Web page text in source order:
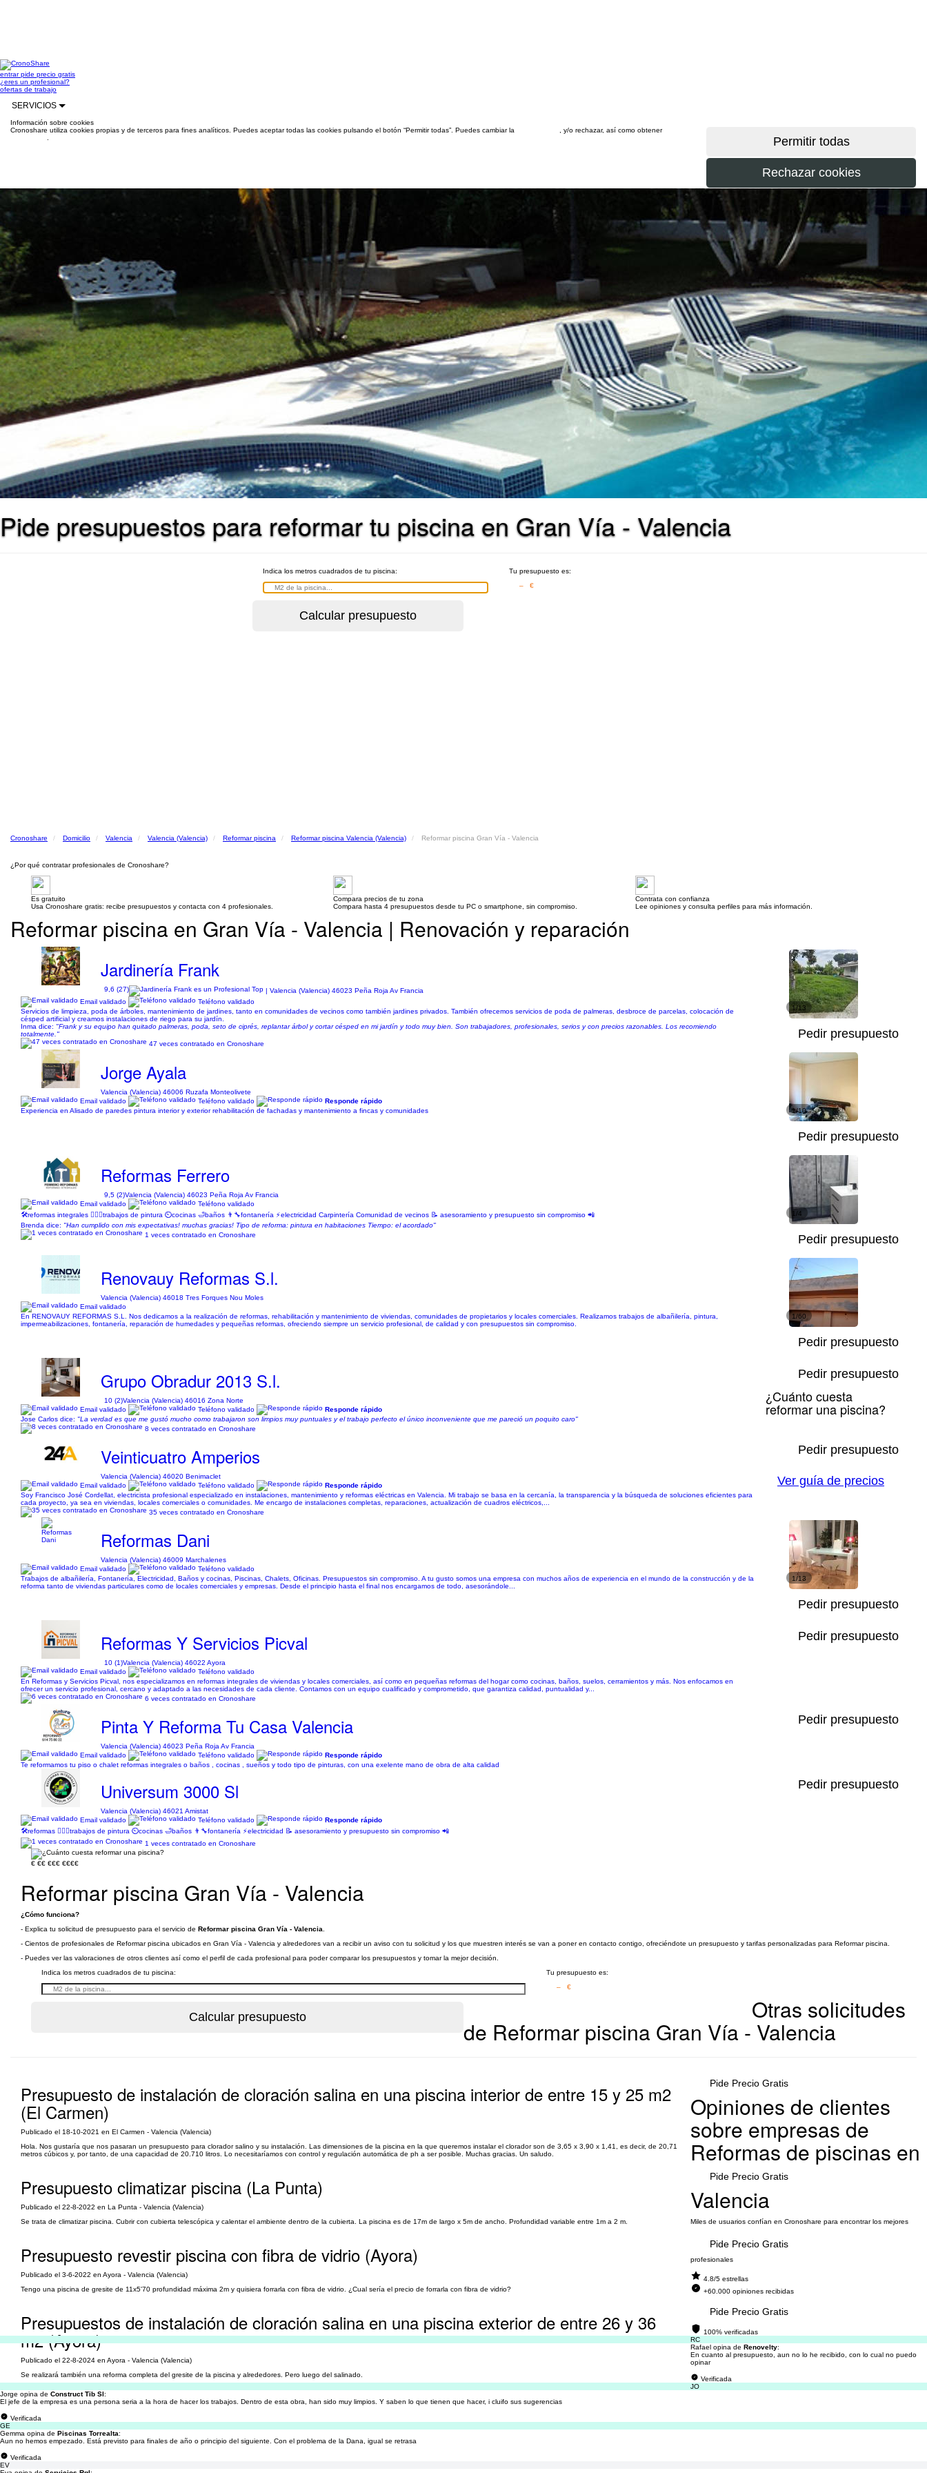
entrarpide precio gratis
¿eres un profesional?
ofertas de trabajo
SERVICIOS
Información sobre cookies
Cronoshare utiliza cookies propias y de terceros para fines analíticos. Puedes aceptar todas las cookies pulsando el botón “Permitir todas”. Puedes cambiar la
, y/o rechazar, así como obtener
Pide presupuestos para reformar tu piscina en Gran Vía - Valencia
Indica los metros cuadrados de tu piscina:
Tu presupuesto es:
– €
Cronoshare Domicilio Valencia Valencia (Valencia) Reformar piscina Reformar piscina Valencia (Valencia) Reformar piscina Gran Vía - Valencia
¿Por qué contratar profesionales de Cronoshare?
Es gratuito
Usa Cronoshare gratis: recibe presupuestos y contacta con 4 profesionales.
Compara precios de tu zona
Compara hasta 4 presupuestos desde tu PC o smartphone, sin compromiso.
Contrata con confianza
Lee opiniones y consulta perfiles para más información.
Reformar piscina en Gran Vía - Valencia | Renovación y reparación
Jardinería Frank
9,6 (27)
| Valencia (Valencia) 46023 Peña Roja Av Francia
Email validado
Teléfono validado
Servicios de limpieza, poda de árboles, mantenimiento de jardines, tanto en comunidades de vecinos como también jardines privados. También ofrecemos servicios de poda de palmeras, desbroce de parcelas, colocación de
césped artificial y creamos instalaciones de riego para su jardín.
Inma dice: "Frank y su equipo han quitado palmeras, poda, seto de ciprés, replantar árbol y cortar césped en mi jardín y todo muy bien. Son trabajadores, profesionales, serios y con precios razonables. Los recomiendo
totalmente."
47 veces contratado en Cronoshare
1/13
Pedir presupuesto
Jorge Ayala
Valencia (Valencia) 46006 Ruzafa Monteolivete
Email validado
Teléfono validado
Responde rápido
Experiencia en Alisado de paredes pintura interior y exterior rehabilitación de fachadas y mantenimiento a fincas y comunidades
1/10
Pedir presupuesto
Reformas Ferrero
9,5 (2)Valencia (Valencia) 46023 Peña Roja Av Francia
Email validado
Teléfono validado
🛠️reformas integrales 👷🏻‍♂️trabajos de pintura ⏲️cocinas 🛁baños 👨‍🔧fontanería ⚡️electricidad Carpintería Comunidad de vecinos 📝 asesoramiento y presupuesto sin compromiso 📲
Brenda dice: "Han cumplido con mis expectativas! muchas gracias! Tipo de reforma: pintura en habitaciones Tiempo: el acordado"
1 veces contratado en Cronoshare
1/4
Pedir presupuesto
Renovauy Reformas S.l.
Valencia (Valencia) 46018 Tres Forques Nou Moles
Email validado
En RENOVAUY REFORMAS S.L. Nos dedicamos a la realización de reformas, rehabilitación y mantenimiento de viviendas, comunidades de propietarios y locales comerciales. Realizamos trabajos de albañilería, pintura,
impermeabilizaciones, fontanería, reparación de humedades y pequeñas reformas, ofreciendo siempre un servicio profesional, de calidad y con presupuestos sin compromiso.
1/60
Pedir presupuesto
Grupo Obradur 2013 S.l.
10 (2)Valencia (Valencia) 46016 Zona Norte
Email validado
Teléfono validado
Responde rápido
Jose Carlos dice: "La verdad es que me gustó mucho como trabajaron son limpios muy puntuales y el trabajo perfecto el único inconveniente que me pareció un poquito caro"
8 veces contratado en Cronoshare
Pedir presupuesto
Veinticuatro Amperios
Valencia (Valencia) 46020 Benimaclet
Email validado
Teléfono validado
Responde rápido
Soy Francisco José Cordellat, electricista profesional especializado en instalaciones, mantenimiento y reformas eléctricas en Valencia. Mi trabajo se basa en la cercanía, la transparencia y la búsqueda de soluciones eficientes para
cada proyecto, ya sea en viviendas, locales comerciales o comunidades. Me encargo de instalaciones completas, reparaciones, actualización de cuadros eléctricos,...
35 veces contratado en Cronoshare
Pedir presupuesto
Reformas Dani
Valencia (Valencia) 46009 Marchalenes
Email validado
Teléfono validado
Trabajos de albañilería, Fontanería, Electricidad, Baños y cocinas, Piscinas, Chalets, Oficinas. Presupuestos sin compromiso. A tu gusto somos una empresa con muchos años de experiencia en el mundo de la construcción y de la
reforma tanto de viviendas particulares como de locales comerciales y empresas. Desde el principio hasta el final nos encargamos de todo, asesorándole...
1/13
Pedir presupuesto
Reformas Y Servicios Picval
10 (1)Valencia (Valencia) 46022 Ayora
Email validado
Teléfono validado
En Reformas y Servicios Picval, nos especializamos en reformas integrales de viviendas y locales comerciales, así como en pequeñas reformas del hogar como cocinas, baños, suelos, cerramientos y más. Nos enfocamos en
ofrecer un servicio profesional, cercano y adaptado a las necesidades de cada cliente. Contamos con un equipo cualificado y comprometido, que garantiza calidad, puntualidad y...
6 veces contratado en Cronoshare
Pedir presupuesto
Pinta Y Reforma Tu Casa Valencia
Valencia (Valencia) 46023 Peña Roja Av Francia
Email validado
Teléfono validado
Responde rápido
Te reformamos tu piso o chalet reformas integrales o baños , cocinas , sueños y todo tipo de pinturas, con una exelente mano de obra de alta calidad
Pedir presupuesto
Universum 3000 Sl
Valencia (Valencia) 46021 Amistat
Email validado
Teléfono validado
Responde rápido
🛠️reformas 👷🏻‍♂️trabajos de pintura ⏲️cocinas 🛁baños 👨‍🔧fontanería ⚡️electricidad 📝 asesoramiento y presupuesto sin compromiso 📲
1 veces contratado en Cronoshare
Pedir presupuesto
¿Cuánto cuesta
reformar una piscina?
Ver guía de precios
€ €€ €€€ €€€€
Reformar piscina Gran Vía - Valencia
¿Cómo funciona?
- Explica tu solicitud de presupuesto para el servicio de Reformar piscina Gran Vía - Valencia
- Cientos de profesionales de Reformar piscina ubicados en Gran Vía - Valencia y alrededores van a recibir un aviso con tu solicitud y los que muestren interés se van a poner en contacto contigo, ofreciéndote un presupuesto y tarifas personalizadas para Reformar piscina.
- Puedes ver las valoraciones de otros clientes así como el perfil de cada profesional para poder comparar los presupuestos y tomar la mejor decisión.
Indica los metros cuadrados de tu piscina:
Tu presupuesto es:
– €
Otras solicitudes
de Reformar piscina Gran Vía - Valencia
Presupuesto de instalación de cloración salina en una piscina interior de entre 15 y 25 m2
(El Carmen)
Publicado el 18-10-2021 en El Carmen - Valencia (Valencia)
Hola. Nos gustaría que nos pasaran un presupuesto para clorador salino y su instalación. Las dimensiones de la piscina en la que queremos instalar el clorador son de 3,65 x 3,90 x 1,41, es decir, de 20,71
metros cúbicos y, por tanto, de una capacidad de 20.710 litros. Lo necesitaríamos con control y regulación automática de ph a ser posible. Muchas gracias. Un saludo.
Pide Precio Gratis
Presupuesto climatizar piscina (La Punta)
Publicado el 22-8-2022 en La Punta - Valencia (Valencia)
Se trata de climatizar piscina. Cubrir con cubierta telescópica y calentar el ambiente dentro de la cubierta. La piscina es de 17m de largo x 5m de ancho. Profundidad variable entre 1m a 2 m.
Pide Precio Gratis
Presupuesto revestir piscina con fibra de vidrio (Ayora)
Publicado el 3-6-2022 en Ayora - Valencia (Valencia)
Tengo una piscina de gresite de 11x5'70 profundidad máxima 2m y quisiera forrarla con fibra de vidrio. ¿Cual sería el precio de forrarla con fibra de vidrio?
Pide Precio Gratis
Presupuestos de instalación de cloración salina en una piscina exterior de entre 26 y 36
m2 (Ayora)
Publicado el 22-8-2024 en Ayora - Valencia (Valencia)
Se realizará también una reforma completa del gresite de la piscina y alrededores. Pero luego del salinado.
Pide Precio Gratis
Opiniones de clientes
sobre empresas de
Reformas de piscinas en
Valencia
Miles de usuarios confían en Cronoshare para encontrar los mejores
profesionales
4.8/5 estrellas
+60.000 opiniones recibidas
100% verificadas
RC
Rafael opina de Renovelty:
En cuanto al presupuesto, aun no lo he recibido, con lo cual no puedo
opinar
Verificada
JO
Jorge opina de Construct Tib Sl:
El jefe de la empresa es una persona seria a la hora de hacer los trabajos. Dentro de esta obra, han sido muy limpios. Y saben lo que tienen que hacer, i cluifo sus sugerencias
Verificada
GE
Gemma opina de Piscinas Torrealta:
Aun no hemos empezado. Está previsto para finales de año o principio del siguiente. Con el problema de la Dana, igual se retrasa
Verificada
EV